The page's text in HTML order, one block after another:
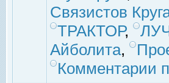
Связистов
ТРАКТОР,
Айболита,
Комментарии